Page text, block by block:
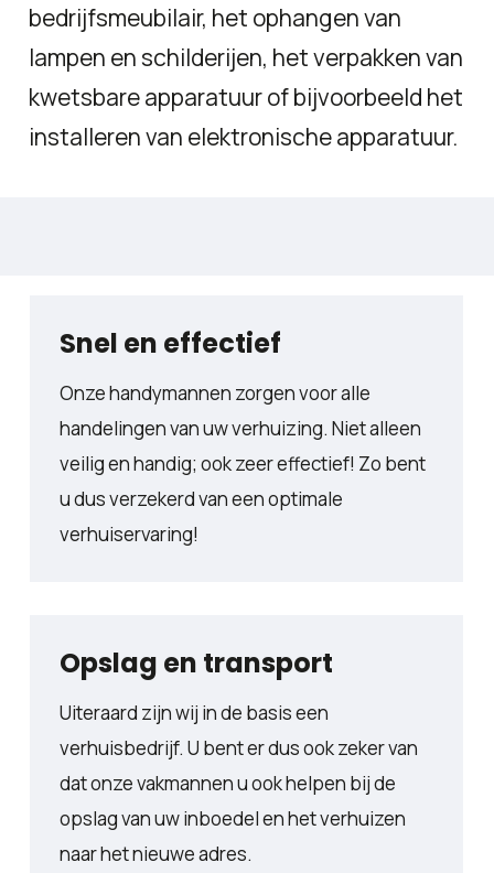
bedrijfsmeubilair, het ophangen van
lampen en schilderijen, het verpakken van
kwetsbare apparatuur of bijvoorbeeld het
installeren van elektronische apparatuur.
Snel en effectief
Onze handymannen zorgen voor alle
handelingen van uw verhuizing. Niet alleen
veilig en handig; ook zeer effectief! Zo bent
u dus verzekerd van een optimale
verhuiservaring!
Opslag en transport
Uiteraard zijn wij in de basis een
verhuisbedrijf. U bent er dus ook zeker van
dat onze vakmannen u ook helpen bij de
opslag van uw inboedel en het verhuizen
naar het nieuwe adres.